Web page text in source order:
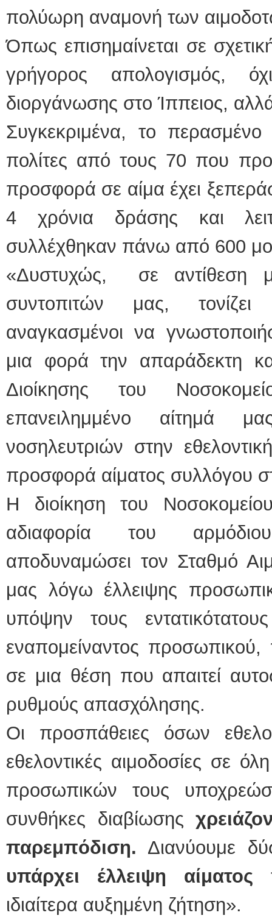
πολύωρη αναμονή των
Όπως επισημαίνεται σε
γρήγορος απολογισμός,
διοργάνωσης στο Ίππειος, αλλά
Συγκεκριμένα, το
πολίτες από τους 70 που
προσφορά σε αίμα έχει
4 χρόνια δράσης και
συλλέχθηκαν πάνω από 600
«Δυστυχώς, σε αντίθεση
συντοπιτών μας,
αναγκασμένοι να
μια φορά την απαράδεκτη
Διοίκησης του
επανειλημμένο αίτημά
νοσηλευτριών στην
προσφορά αίματος συλλόγου
Η διοίκηση του
αδιαφορία του
αποδυναμώσει τον Σταθμό
μας λόγω έλλειψης
υπόψην τους
εναπομείναντος προσωπικού,
σε μια θέση που απαιτεί
ρυθμούς απασχόλησης.
Οι προσπάθειες όσων
εθελοντικές αιμοδοσίες σε
προσωπικών τους
συνθήκες διαβίωσης
παρεμπόδιση. Διανύουμε
υπάρχει έλλειψη αίματος
ιδιαίτερα αυξημένη ζήτηση».